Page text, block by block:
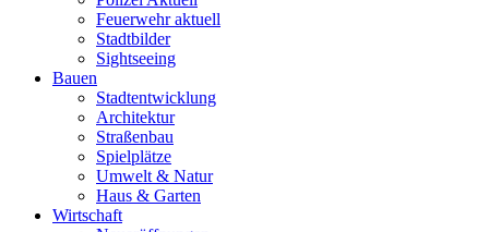
Feuerwehr aktuell
Stadtbilder
Sightseeing
Bauen
Stadtentwicklung
Architektur
Straßenbau
Spielplätze
Umwelt & Natur
Haus & Garten
Wirtschaft